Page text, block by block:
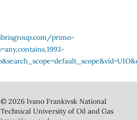
© 2026 Ivano Frankivsk National
Technical University of Oil and Gas